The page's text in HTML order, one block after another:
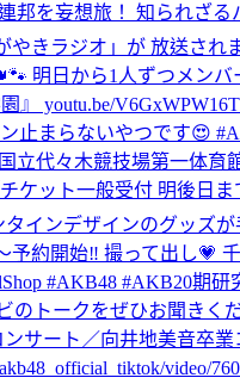
を妄想旅！ 知られざる
やきラジオ」が 放送さ
明日から1人ずつメン
』 youtu.be/
止まらないやつです😍
立代々木競技場第一体
ケット一般受付 明後日
インデザインのグッズ
予約開始‼️ 撮って出し💗
#AKB48 #AKB20期
トークをぜひお聞きく
サート／向井地美音卒
video/